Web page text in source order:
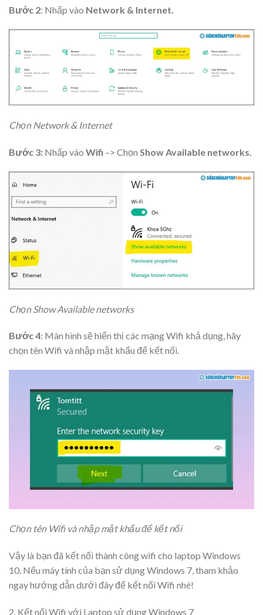
Bước 2: Nhấp vào Network & Internet.
Chọn Network & Internet
Bước 3: Nhấp vào Wifi –> Chọn Show Available networks.
Chọn Show Available networks
Bước 4: Màn hình sẽ hiển thị các mạng Wifi khả dụng, hãy
chọn tên Wifi và nhập mật khẩu để kết nối.
Chọn tên Wifi và nhập mật khẩu để kết nối
Vậy là bạn đã kết nối thành công wifi cho laptop Windows
10. Nếu máy tính của bạn sử dụng Windows 7, tham khảo
ngay hướng dẫn dưới đây để kết nối Wifi nhé!
2. Kết nối Wifi với Laptop sử dụng Windows 7